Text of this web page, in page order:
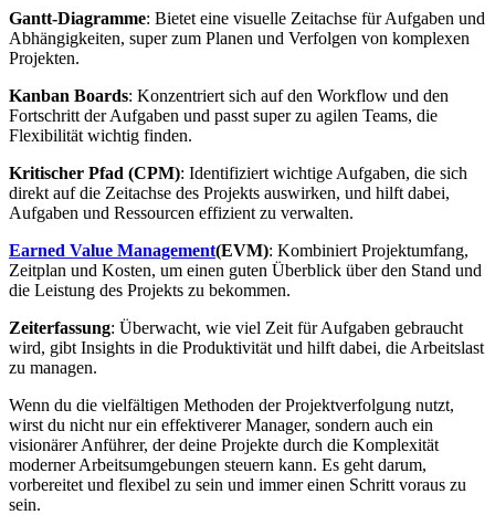
Gantt-Diagramme: Bietet eine visuelle Zeitachse für Aufgaben und
Abhängigkeiten, super zum Planen und Verfolgen von komplexen
Projekten.
Kanban Boards: Konzentriert sich auf den Workflow und den
Fortschritt der Aufgaben und passt super zu agilen Teams, die
Flexibilität wichtig finden.
Kritischer Pfad (CPM): Identifiziert wichtige Aufgaben, die sich
direkt auf die Zeitachse des Projekts auswirken, und hilft dabei,
Aufgaben und Ressourcen effizient zu verwalten.
Earned Value Management(EVM): Kombiniert Projektumfang,
Zeitplan und Kosten, um einen guten Überblick über den Stand und
die Leistung des Projekts zu bekommen.
Zeiterfassung: Überwacht, wie viel Zeit für Aufgaben gebraucht
wird, gibt Insights in die Produktivität und hilft dabei, die Arbeitslast
zu managen.
Wenn du die vielfältigen Methoden der Projektverfolgung nutzt,
wirst du nicht nur ein effektiverer Manager, sondern auch ein
visionärer Anführer, der deine Projekte durch die Komplexität
moderner Arbeitsumgebungen steuern kann. Es geht darum,
vorbereitet und flexibel zu sein und immer einen Schritt voraus zu
sein.